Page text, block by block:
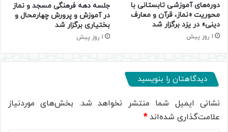
دوره‌های آموزشی تابستانی با
محوریت «نماز، قرآن و معارف
دینی» در یزد برگزار شد
1 روز پیش
جلسه دهه فرهنگی مسجد و نماز
در آموزش و پرورش چهارمحال و
بختیاری برگزار شد
1 روز پیش
دیدگاهتان را بنویسید
نشانی ایمیل شما منتشر نخواهد شد. بخش‌های موردنیاز
علامت‌گذاری شده‌اند*